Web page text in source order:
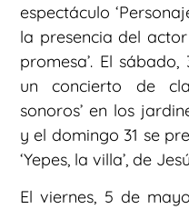
espectáculo
la presencia del
promesa’. El
un concierto de
sonoros’ en los
y el domingo 31 se
‘Yepes, la villa’, de
El viernes, 5 de